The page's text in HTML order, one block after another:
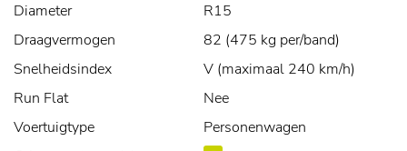
Diameter
R15
Draagvermogen
82 (475 kg per/band)
Snelheidsindex
V (maximaal 240 km/h)
Run Flat
Nee
Voertuigtype
Personenwagen